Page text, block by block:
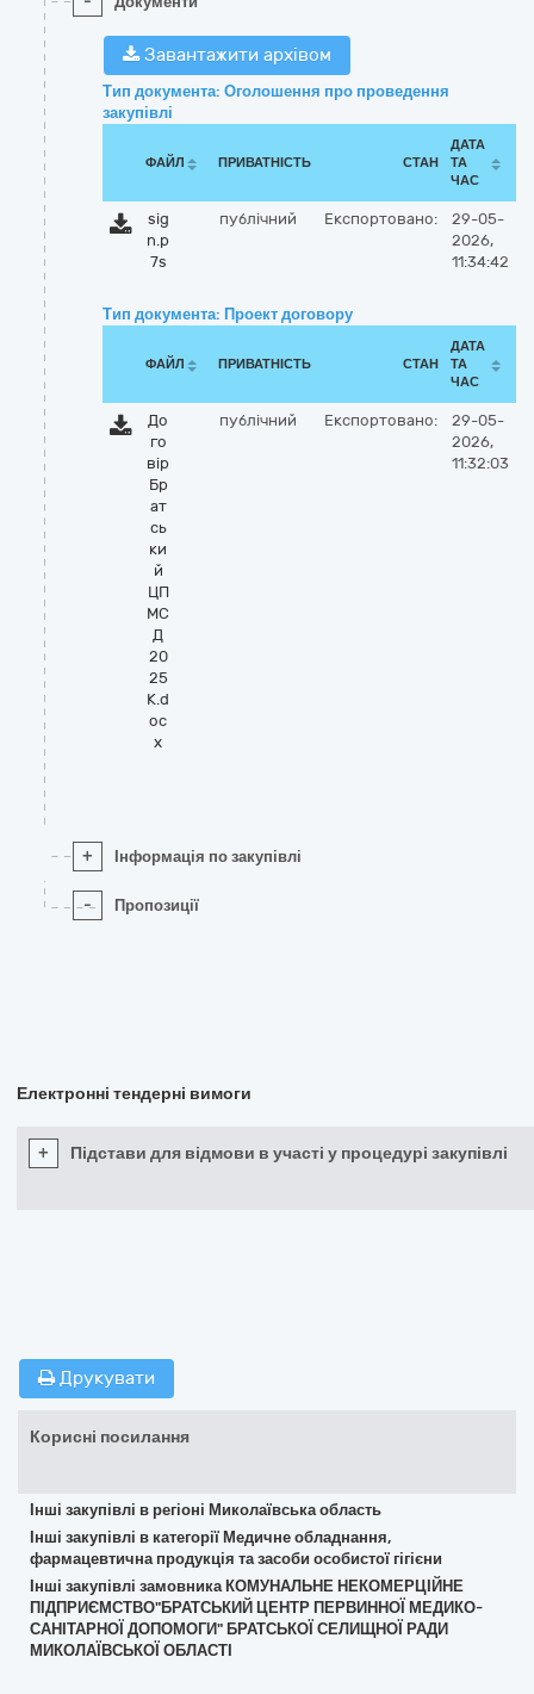
Завантажити архівом
Тип документа: Оголошення про проведення
закупівлі
ФАЙЛ ПРИВАТНІСТЬ СТАН
ДАТА
ТА
ЧАС
sig
n.p
7s
публічний Експортовано:
29-05-
2026,
11:34:42
Тип документа: Проект договору
ФАЙЛ ПРИВАТНІСТЬ СТАН
ДАТА
ТА
ЧАС
До
го
вір
Бр
ат
сь
ки
й
ЦП
МС
Д
20
25
К.d
oc
x
публічний Експортовано:
29-05-
2026,
11:32:03
+ Інформація по закупівлі
- Пропозиції
Електронні тендерні вимоги
+ Підстави для відмови в участі у процедурі закупівлі
Друкувати
Корисні посилання
Інші закупівлі в регіоні Миколаївська область
Інші закупівлі в категорії Медичне обладнання,
фармацевтична продукція та засоби особистої гігієни
Інші закупівлі замовника КОМУНАЛЬНЕ НЕКОМЕРЦІЙНЕ
ПІДПРИЄМСТВО"БРАТСЬКИЙ ЦЕНТР ПЕРВИННОЇ МЕДИКО-
САНІТАРНОЇ ДОПОМОГИ" БРАТСЬКОЇ СЕЛИЩНОЇ РАДИ
МИКОЛАЇВСЬКОЇ ОБЛАСТІ